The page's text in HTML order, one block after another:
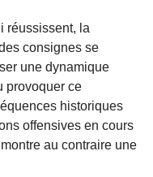
réussissent, la
consignes se
une dynamique
provoquer ce
historiques
offensives en cours
au contraire une